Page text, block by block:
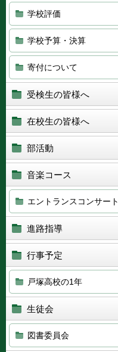
学校評価
学校予算・決算
寄付について
受検生の皆様へ
在校生の皆様へ
部活動
音楽コース
エントランスコンサート
進路指導
行事予定
戸塚高校の1年
生徒会
図書委員会